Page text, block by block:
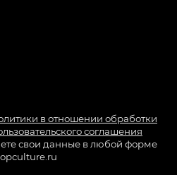
в отношении обработки
соглашения
свои данные в любой форме